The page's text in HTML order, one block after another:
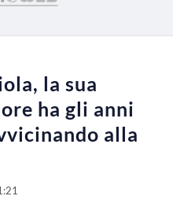
la sua
ha gli anni
alla